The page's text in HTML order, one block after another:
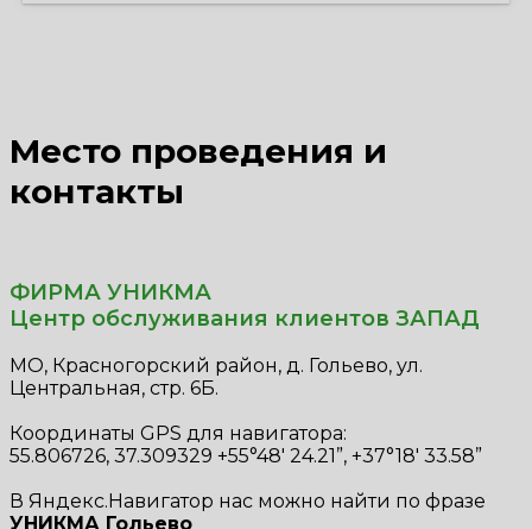
Место проведения и
контакты
ФИРМА УНИКМА
Центр обслуживания клиентов ЗАПАД
МО, Красногорский район, д. Гольево, ул.
Центральная, стр. 6Б.
Координаты GPS для навигатора:
55.806726, 37.309329 +55°48' 24.21”, +37°18' 33.58”
В Яндекс.Навигатор нас можно найти по фразе
УНИКМА Гольево